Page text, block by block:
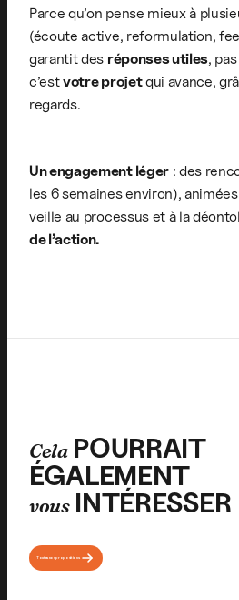
Parce qu’on pense mieux à
(écoute active, reformulation,
garantit des réponses utiles,
c’estvotre projetqui avance,
regards.
Un engagement léger: des
les 6 semaines environ),
veille au processus et à la
de l’action.
CelaPOURRAIT
ÉGALEMENT
vousINTÉRESSER
Toutes nos propositions